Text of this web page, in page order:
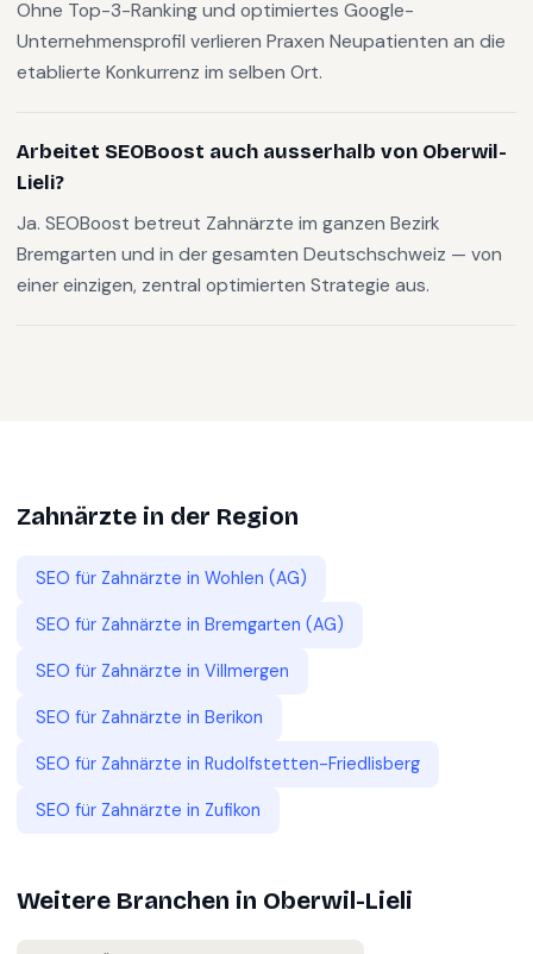
Ohne Top-3-Ranking und optimiertes Google-
Unternehmensprofil verlieren Praxen Neupatienten an die
etablierte Konkurrenz im selben Ort.
Arbeitet SEOBoost auch ausserhalb von Oberwil-
Lieli?
Ja. SEOBoost betreut Zahnärzte im ganzen Bezirk
Bremgarten und in der gesamten Deutschschweiz — von
einer einzigen, zentral optimierten Strategie aus.
Zahnärzte in der Region
SEO für Zahnärzte in Wohlen (AG)
SEO für Zahnärzte in Bremgarten (AG)
SEO für Zahnärzte in Villmergen
SEO für Zahnärzte in Berikon
SEO für Zahnärzte in Rudolfstetten-Friedlisberg
SEO für Zahnärzte in Zufikon
Weitere Branchen in Oberwil-Lieli